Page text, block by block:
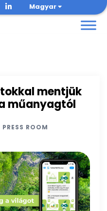
Magyar
mentjük
műanyagtól
PRESS ROOM